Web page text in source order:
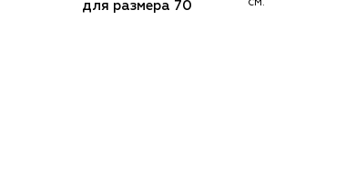
для размера 70